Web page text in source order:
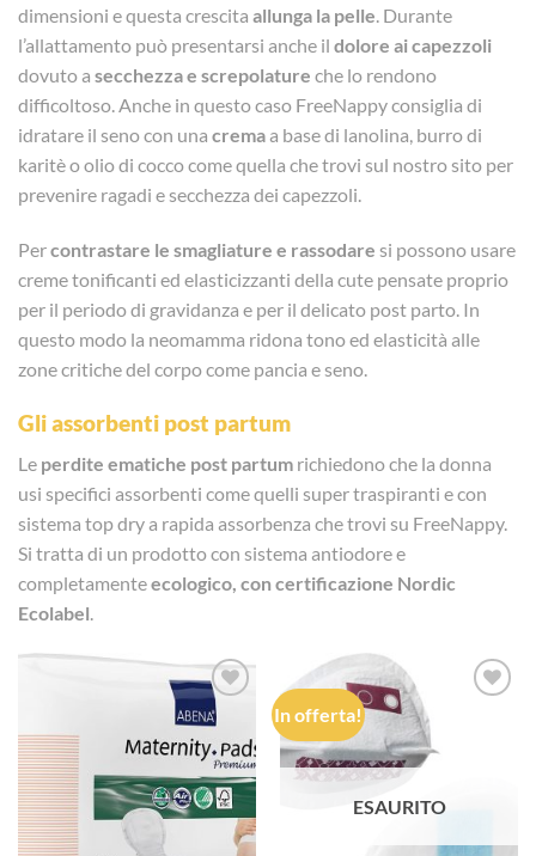
dimensioni e questa crescita allunga la pelle. Durante
l’allattamento può presentarsi anche il dolore ai capezzoli
dovuto a secchezza e screpolature che lo rendono
difficoltoso. Anche in questo caso FreeNappy consiglia di
idratare il seno con una cremaa base di lanolina, burro di
karitè o olio di cocco come quella che trovi sul nostro sito per
prevenire ragadi e secchezza dei capezzoli.
Percontrastare le smagliature e rassodare si possono usare
creme tonificanti ed elasticizzanti della cute pensate proprio
per il periodo di gravidanza e per il delicato post parto. In
questo modo la neomamma ridona tono ed elasticità alle
zone critiche del corpo come pancia e seno.
Gli assorbenti post partum
Le perdite ematiche post partum richiedono che la donna
usi specifici assorbenti come quelli super traspiranti e con
sistema top dry a rapida assorbenza che trovi su FreeNappy.
Si tratta di un prodotto con sistema antiodore e
completamenteecologico, con certificazione Nordic
Ecolabel.
Aggiungi
alla lista
dei
desideri
In offerta!
ESAURITO